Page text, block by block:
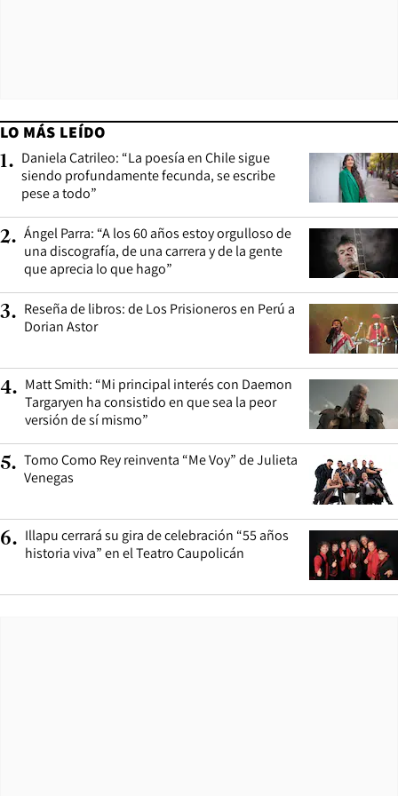
LO MÁS LEÍDO
1. Daniela Catrileo: “La poesía en Chile sigue
siendo profundamente fecunda, se escribe
pese a todo”
2. Ángel Parra: “A los 60 años estoy orgulloso de
una discografía, de una carrera y de la gente
que aprecia lo que hago”
3. Reseña de libros: de Los Prisioneros en Perú a
Dorian Astor
4. Matt Smith: “Mi principal interés con Daemon
Targaryen ha consistido en que sea la peor
versión de sí mismo”
5. Tomo Como Rey reinventa “Me Voy” de Julieta
Venegas
6. Illapu cerrará su gira de celebración “55 años
historia viva” en el Teatro Caupolicán